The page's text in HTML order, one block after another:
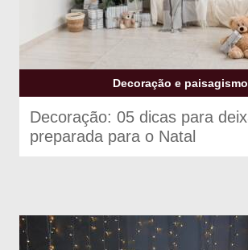
Decoração e paisagismo
Decoração: 05 dicas para
preparada para o Natal